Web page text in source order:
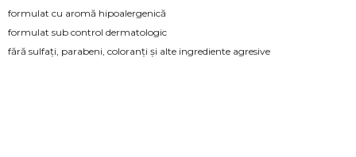
formulat cu aromă hipoalergenică
formulat sub control dermatologic
fără sulfați, parabeni, coloranți și alte ingrediente agresive